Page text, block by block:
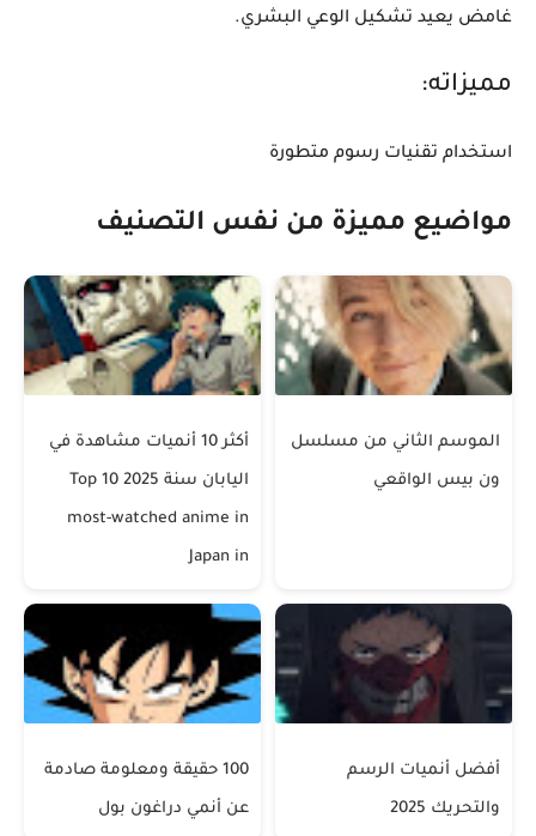
غامض يعيد تشكيل الوعي البشري.
مميزاته:
استخدام تقنيات رسوم متطورة
مواضيع مميزة من نفس التصنيف
الموسم الثاني من مسلسل
ون بيس الواقعي
أكثر 10 أنميات مشاهدة في
اليابان سنة 2025 Top 10
most-watched anime in
Japan in
أفضل أنميات الرسم
والتحريك 2025
100 حقيقة ومعلومة صادمة
عن أنمي دراغون بول